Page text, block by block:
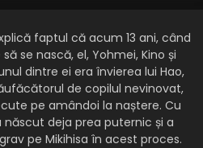
Floare - 25 May, 2025
– Sezonul 1 Episodul 38 –
lui Seminoa - 25 May, 2025
faptul că acum 13 ani, când
se nască, el, Yohmei, Kino și
dintre ei era învierea lui Hao,
de copilul nevinovat,
pe amândoi la naștere. Cu
deja prea puternic și a
pe Mikihisa în acest proces.